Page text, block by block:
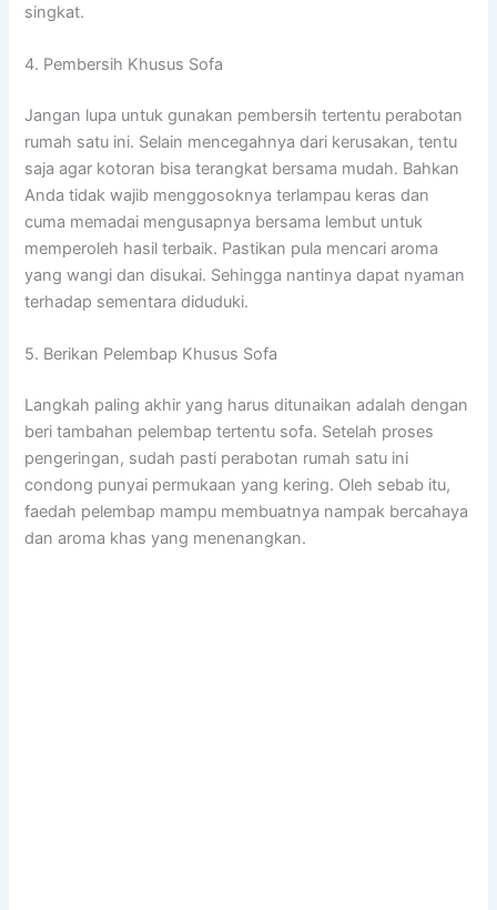
singkat.
4. Pembersih Khusus Sofa
Jangan lupa untuk gunakan pembersih tertentu perabotan
rumah satu ini. Selain mencegahnya dari kerusakan, tentu
saja agar kotoran bisa terangkat bersama mudah. Bahkan
Anda tidak wajib menggosoknya terlampau keras dan
cuma memadai mengusapnya bersama lembut untuk
memperoleh hasil terbaik. Pastikan pula mencari aroma
yang wangi dan disukai. Sehingga nantinya dapat nyaman
terhadap sementara diduduki.
5. Berikan Pelembap Khusus Sofa
Langkah paling akhir yang harus ditunaikan adalah dengan
beri tambahan pelembap tertentu sofa. Setelah proses
pengeringan, sudah pasti perabotan rumah satu ini
condong punyai permukaan yang kering. Oleh sebab itu,
faedah pelembap mampu membuatnya nampak bercahaya
dan aroma khas yang menenangkan.